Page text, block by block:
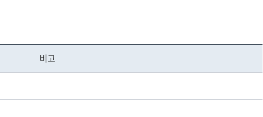
비고